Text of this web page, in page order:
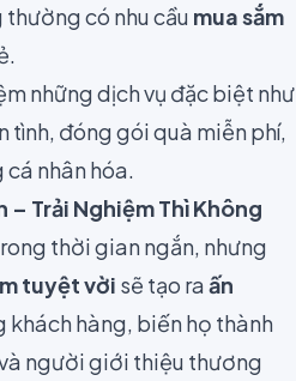
có nhu cầu mua sắm
những dịch vụ đặc biệt như
tình, đóng gói quà miễn phí,
nhân hóa.
– Trải Nghiệm Thì Không
thời gian ngắn, nhưng
tuyệt vời sẽ tạo raấn
khách hàng, biến họ thành
người giới thiệu thương